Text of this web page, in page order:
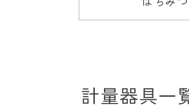
計量器具一